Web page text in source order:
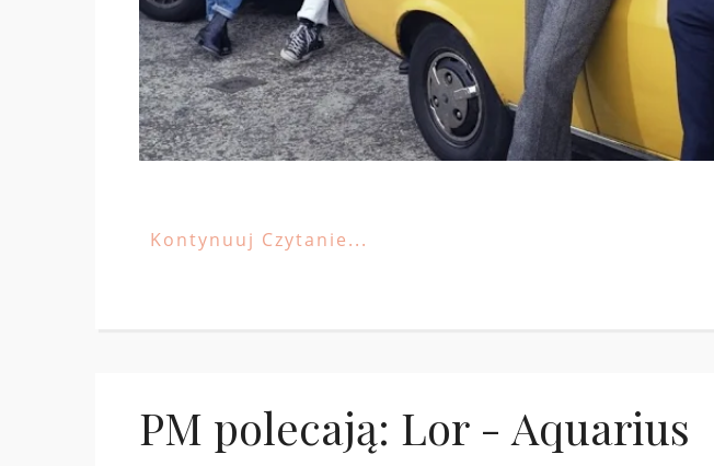
Kontynuuj Czytanie...
PM polecają: Lor - Aquarius